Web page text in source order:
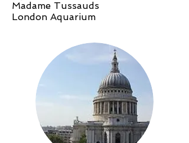
Madame Tussauds
London Aquarium